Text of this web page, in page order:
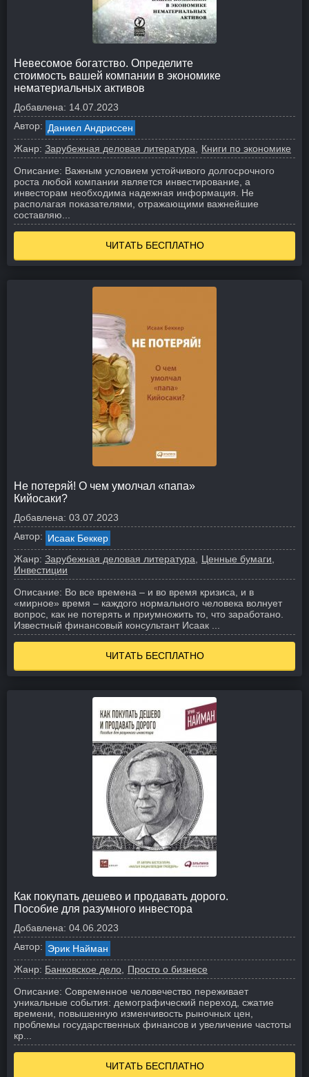
Невесомое богатство. Определите
стоимость вашей компании в экономике
нематериальных активов
Добавлена: 14.07.2023
Автор: Даниел Андриссен
Жанр: Зарубежная деловая литература
Книги по экономике
Описание: Важным условием устойчивого долгосрочного
роста любой компании является инвестирование, а
инвесторам необходима надежная информация. Не
располагая показателями, отражающими важнейшие
составляю...
ЧИТАТЬ БЕСПЛАТНО
Не потеряй! О чем умолчал «папа»
Кийосаки?
Добавлена: 03.07.2023
Автор: Исаак Беккер
Жанр: Зарубежная деловая литература
Ценные бумаги,
Инвестиции
Описание: Во все времена – и во время кризиса, и в
«мирное» время – каждого нормального человека волнует
вопрос, как не потерять и приумножить то, что заработано.
Известный финансовый консультант Исаак ...
ЧИТАТЬ БЕСПЛАТНО
Как покупать дешево и продавать дорого.
Пособие для разумного инвестора
Добавлена: 04.06.2023
Автор: Эрик Найман
Жанр: Банковское дело
Просто о бизнесе
Описание: Современное человечество переживает
уникальные события: демографический переход, сжатие
времени, повышенную изменчивость рыночных цен,
проблемы государственных финансов и увеличение частоты
кр...
ЧИТАТЬ БЕСПЛАТНО